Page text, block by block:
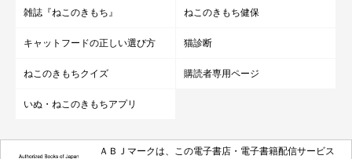
雑誌『ねこのきもち』 ねこのきもち健保
キャットフードの正しい選び方 猫診断
ねこのきもちクイズ 購読者専用ページ
いぬ・ねこのきもちアプリ
ＡＢＪマークは、この電子書店・電子書籍配信サービス